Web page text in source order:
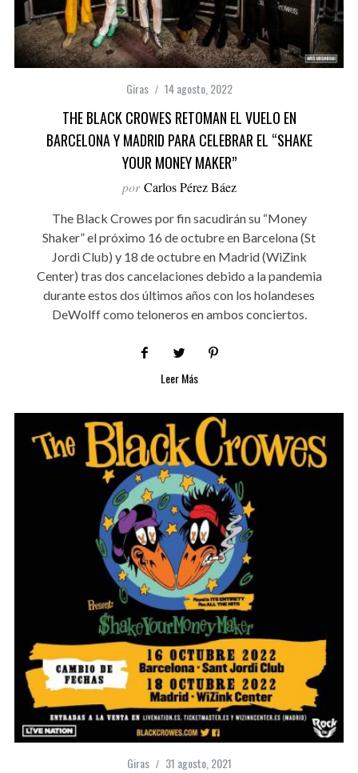
Giras 14 agosto, 2022
THE BLACK CROWES RETOMAN EL VUELO EN
BARCELONA Y MADRID PARA CELEBRAR EL “SHAKE
YOUR MONEY MAKER”
por Carlos Pérez Báez
The Black Crowes por fin sacudirán su “Money
Shaker” el próximo 16 de octubre en Barcelona (St
Jordi Club) y 18 de octubre en Madrid (WiZink
Center) tras dos cancelaciones debido a la pandemia
durante estos dos últimos años con los holandeses
DeWolff como teloneros en ambos conciertos.
Leer Más
Giras 31 agosto, 2021